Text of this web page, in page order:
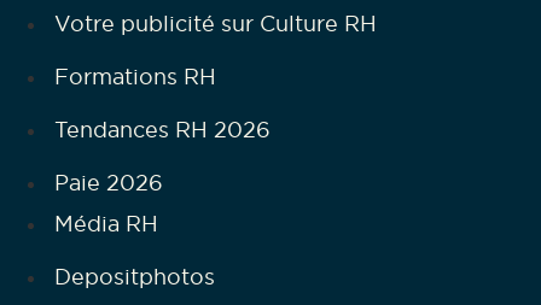
Votre publicité sur Culture RH
Formations RH
Tendances RH 2026
Paie 2026
Média RH
Depositphotos